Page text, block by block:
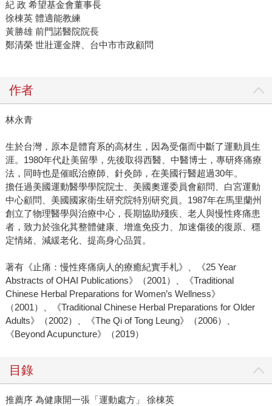
紀 政 希望基金會董事長
徐棟英 體適能教練
黃勝雄 前門諾醫院院長
鄭清榮 世壯運金牌、台中市市政顧問
作者
林永青
生於台灣，原本是體育系的高材生，因為受傷而中斷了運動員生
涯。1980年代赴美留學，先後取得西醫、中醫博士，專研疼痛療
法，同時也是催眠治療師、針灸師，在美國行醫超過30年。
擔任過美國運動醫學學院院士、美國奧運委員會顧問、白宮運動
中心顧問、美國國家衛生研究院特別研究員。1987年在馬里蘭州
創立了物理醫學與治療中心，長期協助殘疾、老人與慢性疼痛患
者，致力於強化其整體健康、增進免疫力、加速傷後的復原、穩
定情緒、減緩老化、提高身心品質。
著有《止痛：慢性疼痛病人的療癒紀實手札》、《25 Year
Abstracts of OHAI Publications》（2001）、《Traditional
Chinese Herbal Preparations for Women’s Wellness》
（2001）、《Traditional Chinese Herbal Preparations for Older
Adults》（2002）、《The Qi of Tong Leung》（2006）、
《Beyond Acupuncture》（2019）
目錄
推薦序 為健康開一張「運動處方」 徐棟英